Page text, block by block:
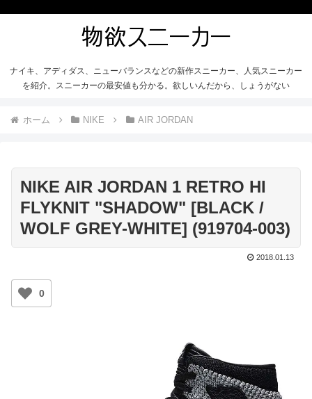
ナイキ、アディダス、ニューバランスなどの新作スニーカー、人気スニーカー
を紹介。スニーカーの最安値も分かる。欲しいんだから、しょうがない
ホーム NIKE AIR JORDAN
NIKE AIR JORDAN 1 RETRO HI
FLYKNIT "SHADOW" [BLACK /
WOLF GREY-WHITE] (919704-003)
2018.01.13
0